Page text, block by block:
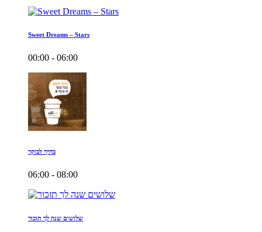
Sweet Dreams – Stars
00:00 - 06:00
בדרך לבוקר
06:00 - 08:00
שלושים שנה לך תזכור